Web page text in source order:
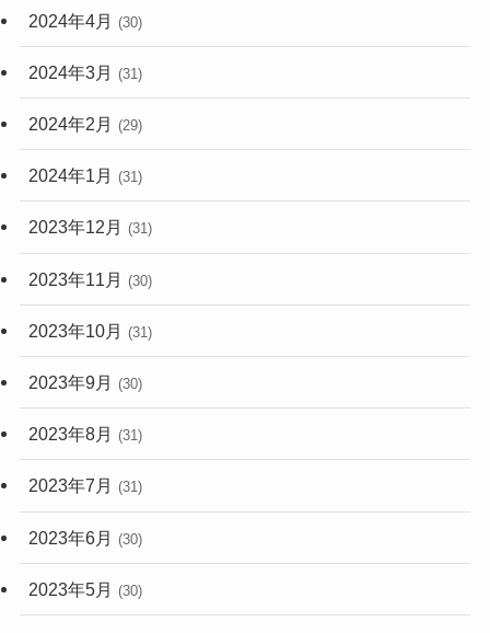
2024年4月 (30)
2024年3月 (31)
2024年2月 (29)
2024年1月 (31)
2023年12月 (31)
2023年11月 (30)
2023年10月 (31)
2023年9月 (30)
2023年8月 (31)
2023年7月 (31)
2023年6月 (30)
2023年5月 (30)